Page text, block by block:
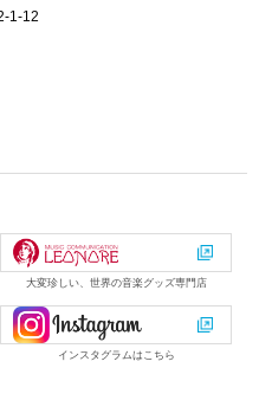
1-12
大変珍しい、世界の音楽グッズ専門店
インスタグラムはこちら